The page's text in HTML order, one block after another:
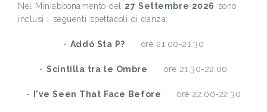
Nel Miniabbonamento del 27 Settembre 2026 sono
inclusi i seguenti spettacoli di danza:
- Addó Sta P? ore 21.00-21.30
-Scintilla tra le Ombre ore 21.30-22.00
- I've Seen That Face Before ore 22.00-22.30